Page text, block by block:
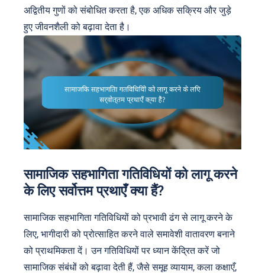
अद्वितीय गुणों को संबोधित करता है, एक अधिक सक्रिय और जुड़े
हुए जीवनशैली को बढ़ावा देता है।
सामाजिक सहभागिता गतिविधियों को लागू करने
के लिए सर्वोत्तम प्रथाएँ क्या हैं?
सामाजिक सहभागिता गतिविधियों को प्रभावी ढंग से लागू करने के
लिए, भागीदारी को प्रोत्साहित करने वाले समावेशी वातावरण बनाने
को प्राथमिकता दें। उन गतिविधियों पर ध्यान केंद्रित करें जो
सामाजिक संबंधों को बढ़ावा देती हैं, जैसे समूह व्यायाम, कला कक्षाएँ,